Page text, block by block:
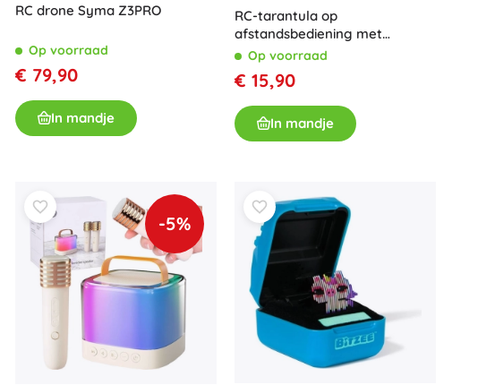
RC drone Syma Z3PRO
Op voorraad
€ 79,90
In mandje
RC-tarantula op
afstandsbediening met
infraroodbesturing, zwart
Op voorraad
€ 15,90
In mandje
-5%